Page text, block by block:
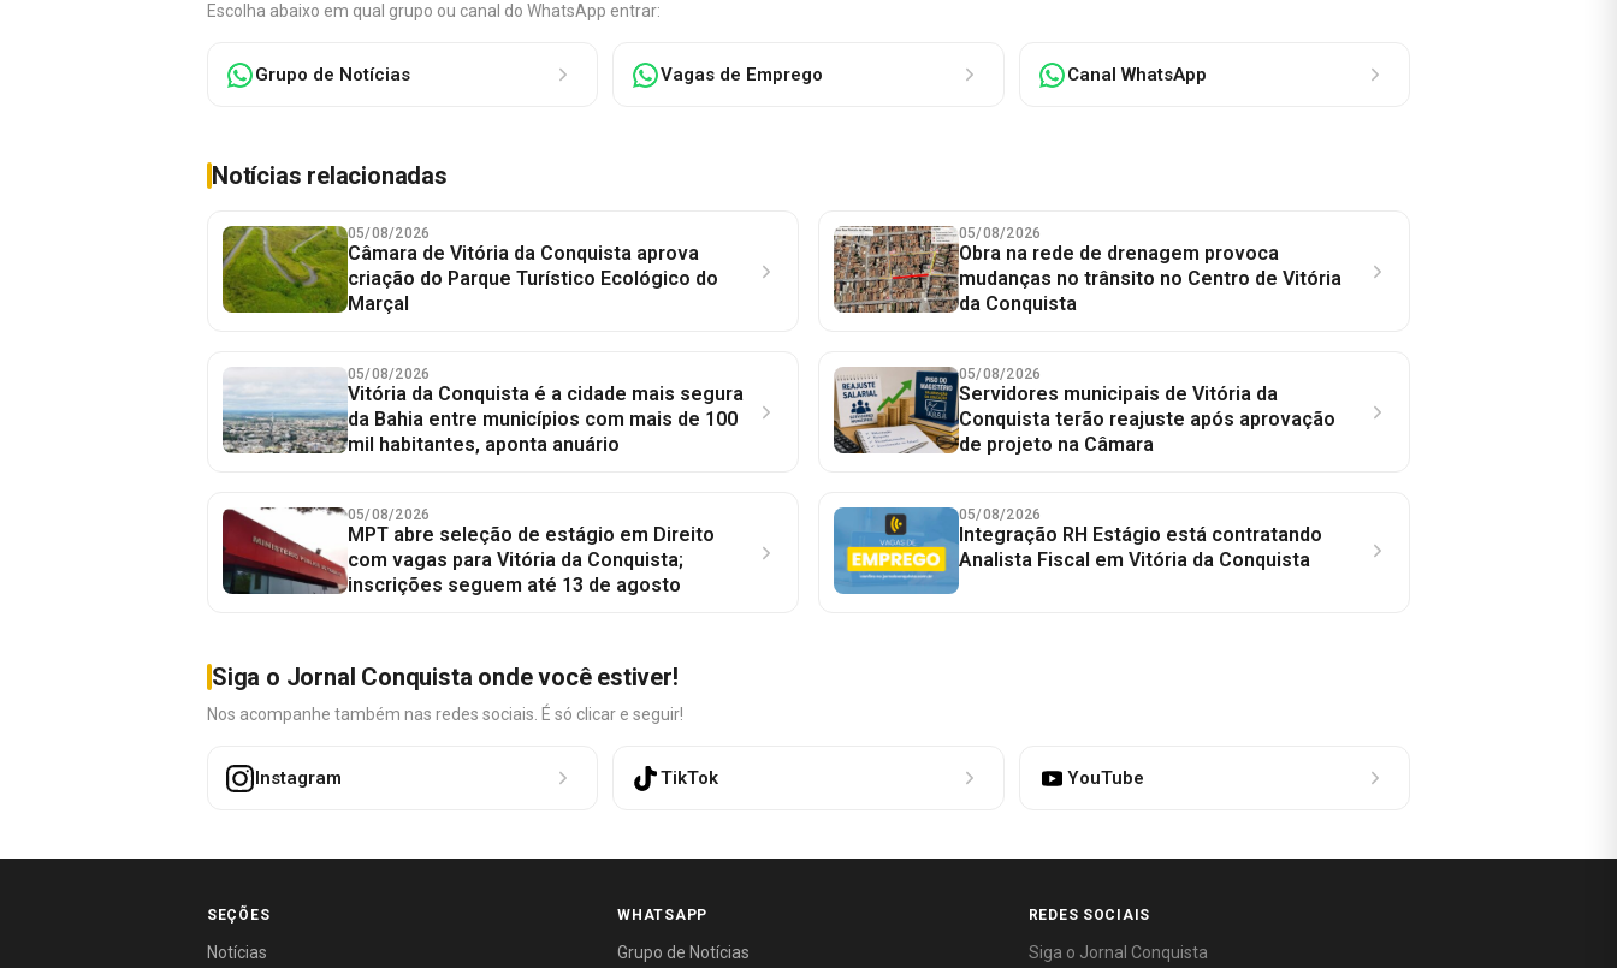
Escolha abaixo em qual grupo ou canal do WhatsApp entrar:
Grupo de Notícias Vagas de Emprego Canal WhatsApp
Notícias relacionadas
05/08/2026
Câmara de Vitória da Conquista aprova
criação do Parque Turístico Ecológico do
Marçal
05/08/2026
Obra na rede de drenagem provoca
mudanças no trânsito no Centro de Vitória
da Conquista
05/08/2026
Vitória da Conquista é a cidade mais segura
da Bahia entre municípios com mais de 100
mil habitantes, aponta anuário
05/08/2026
Servidores municipais de Vitória da
Conquista terão reajuste após aprovação
de projeto na Câmara
05/08/2026
MPT abre seleção de estágio em Direito
com vagas para Vitória da Conquista;
inscrições seguem até 13 de agosto
05/08/2026
Integração RH Estágio está contratando
Analista Fiscal em Vitória da Conquista
Siga o Jornal Conquista onde você estiver!
Nos acompanhe também nas redes sociais. É só clicar e seguir!
Instagram TikTok YouTube
SEÇÕES
Notícias
WHATSAPP
Grupo de Notícias
REDES SOCIAIS
Siga o Jornal Conquista